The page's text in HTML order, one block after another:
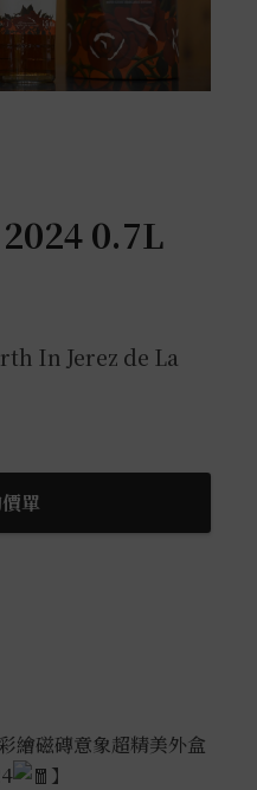
0.7L
In Jerez de La
單
繪磁磚意象超精美外盒
】